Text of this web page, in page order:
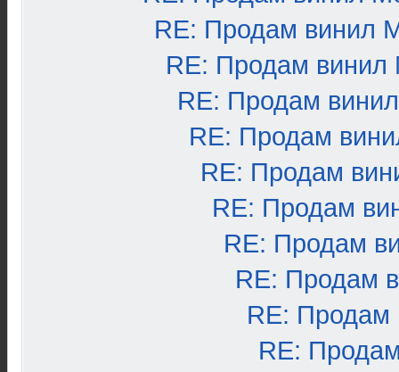
RE: Продам винил
RE: Продам винил
RE: Продам
RE: Продам
RE: Продам
RE: Продам
RE: Продам
RE: Продам
RE: Продам
RE: